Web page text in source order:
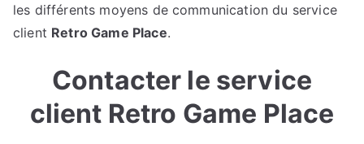
les différents moyens de communication du service
client Retro Game Place.
Contacter le service
client Retro Game Place